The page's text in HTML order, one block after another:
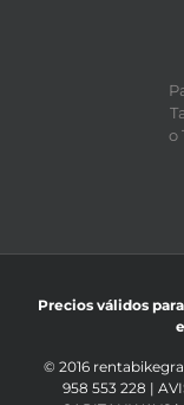
o
Precios válidos
© 2016
958 553 228 |